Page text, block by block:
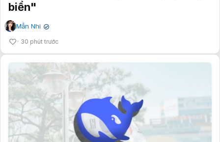
biển"
Mẫn Nhi ✔
30 phút trước